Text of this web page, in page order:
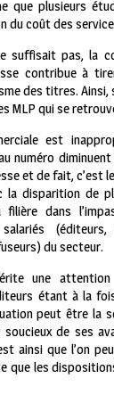
que plusieurs
du coût des
suffisait pas, la
contribue à
des titres. Ainsi,
MLP qui se
est
numéro
et de fait, c’est
la disparition de
dans
(éditeurs,
du secteur.
une
étant à la
peut être la
de ses
ainsi que l’on
que les